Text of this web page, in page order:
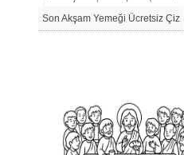
Son Akşam Yemeği Ücretsiz Çiz